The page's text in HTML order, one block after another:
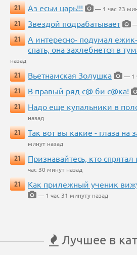
21
Аз есьм царь!!!
— 1 час 23
21
Звездой подрабатывает
21
А интересно- подумал
спать, она захлебнется в
назад
21
Вьетнамская Золушка
— 1
21
В правый ряд с@ би с@ка!
21
Надо еще купальники в
назад
21
Так вот вы какие - глаза на
минут назад
21
Признавайтесь, кто
час 30 минут назад
21
Как прилежный ученик
— 1 час 31 минуту назад
Лучшее в